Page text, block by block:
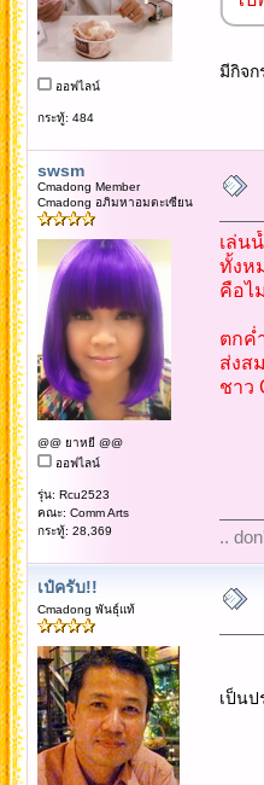
ออฟไลน์
กระทู้: 484
มีกิจก
swsm
Cmadong Member
Cmadong อภิมหาอมตะเซียน
@@ ยาหยี @@
ออฟไลน์
รุ่น: Rcu2523
คณะ: Comm Arts
กระทู้: 28,369
เล่น
ทั้งห
คือไ
ตกค่
ส่งส
ชาว
..
เป๋ครับ!!
Cmadong พันธุ์แท้
เป็น